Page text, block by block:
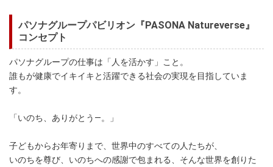
パソナグループパビリオン『PASONA Natureverse』
コンセプト
パソナグループの仕事は「人を活かす」こと。
誰もが健康でイキイキと活躍できる社会の実現を目指していま
す。
「いのち、ありがとう―。」
子どもからお年寄りまで、世界中のすべての人たちが、
いのちを尊び、いのちへの感謝で包まれる、そんな世界を創りた